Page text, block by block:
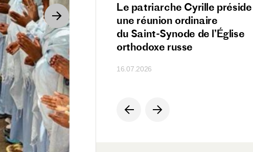
de Sa Sainteté
Cyrille
de la XVIIᵉ
du monde russe
Le patriarche Cyrille préside
une réunion ordinaire
du Saint-Synode de l’Église
orthodoxe russe
16.07.2026